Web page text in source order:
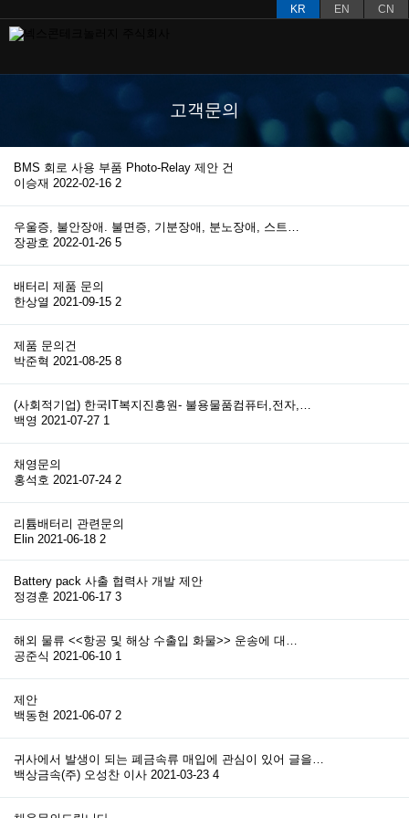
KR EN CN
고객문의
BMS 회로 사용 부품 Photo-Relay 제안 건
이승재 2022-02-16 2
우울증, 불안장애. 불면증, 기분장애, 분노장애, 스트…
장광호 2022-01-26 5
배터리 제품 문의
한상열 2021-09-15 2
제품 문의건
박준혁 2021-08-25 8
(사회적기업) 한국IT복지진흥원- 불용물품컴퓨터,전자,…
백영 2021-07-27 1
채영문의
홍석호 2021-07-24 2
리튬배터리 관련문의
Elin 2021-06-18 2
Battery pack 사출 협력사 개발 제안
정경훈 2021-06-17 3
해외 물류 <<항공 및 해상 수출입 화물>> 운송에 대…
공준식 2021-06-10 1
제안
백동현 2021-06-07 2
귀사에서 발생이 되는 폐금속류 매입에 관심이 있어 글을…
백상금속(주) 오성찬 이사 2021-03-23 4